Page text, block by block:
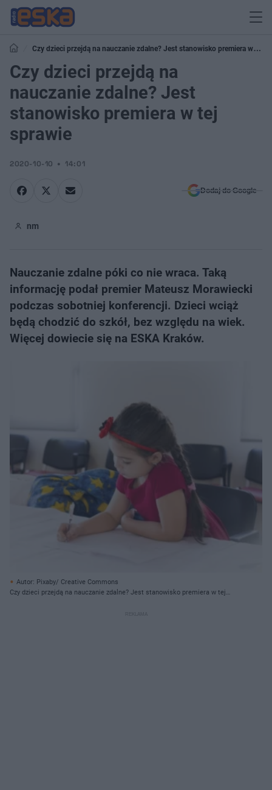
Czy dzieci przejdą na nauczanie zdalne? Jest stanowisko premiera w tej
sprawie
Czy dzieci przejdą na
nauczanie zdalne? Jest
stanowisko premiera w tej
sprawie
2020-10-10 14:01
Dodaj do Google
nm
Nauczanie zdalne póki co nie wraca. Taką
informację podał premier Mateusz Morawiecki
podczas sobotniej konferencji. Dzieci wciąż
będą chodzić do szkół, bez względu na wiek.
Więcej dowiecie się na ESKA Kraków.
Autor: Pixaby/ Creative Commons
Czy dzieci przejdą na nauczanie zdalne? Jest stanowisko premiera w tej